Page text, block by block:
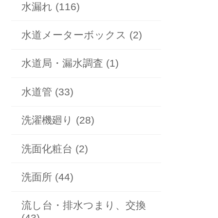
水漏れ (116)
水道メーターボックス (2)
水道局・漏水調査 (1)
水道管 (33)
洗濯機廻り (28)
洗面化粧台 (2)
洗面所 (44)
流し台・排水つまり、交換